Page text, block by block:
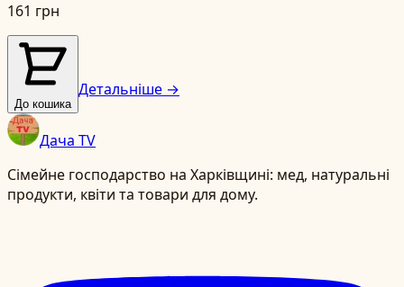
161 грн
До кошика
Детальніше →
Дача TV
Сімейне господарство на Харківщині: мед, натуральні
продукти, квіти та товари для дому.